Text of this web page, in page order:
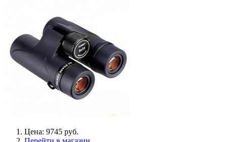
Цена: 9745 руб.